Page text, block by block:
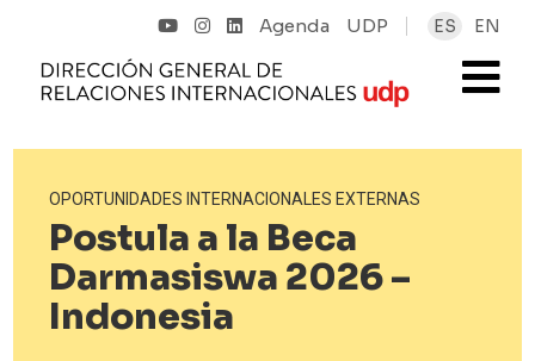
Agenda UDP ES EN
OPORTUNIDADES INTERNACIONALES EXTERNAS
Postula a la Beca
Darmasiswa 2026 –
Indonesia